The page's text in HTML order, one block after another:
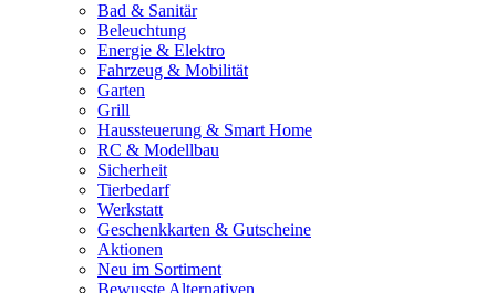
Bad & Sanitär
Beleuchtung
Energie & Elektro
Fahrzeug & Mobilität
Garten
Grill
Haussteuerung & Smart Home
RC & Modellbau
Sicherheit
Tierbedarf
Werkstatt
Geschenkkarten & Gutscheine
Aktionen
Neu im Sortiment
Bewusste Alternativen